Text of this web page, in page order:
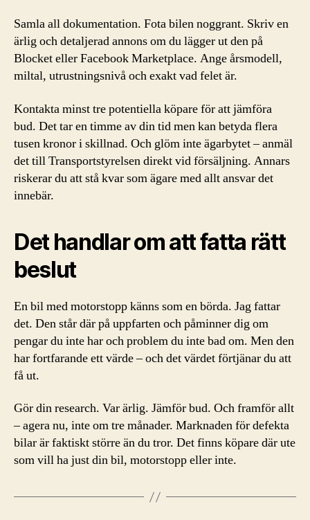
Samla all dokumentation. Fota bilen noggrant. Skriv en
ärlig och detaljerad annons om du lägger ut den på
Blocket eller Facebook Marketplace. Ange årsmodell,
miltal, utrustningsnivå och exakt vad felet är.
Kontakta minst tre potentiella köpare för att jämföra
bud. Det tar en timme av din tid men kan betyda flera
tusen kronor i skillnad. Och glöm inte ägarbytet – anmäl
det till Transportstyrelsen direkt vid försäljning. Annars
riskerar du att stå kvar som ägare med allt ansvar det
innebär.
Det handlar om att fatta rätt
beslut
En bil med motorstopp känns som en börda. Jag fattar
det. Den står där på uppfarten och påminner dig om
pengar du inte har och problem du inte bad om. Men den
har fortfarande ett värde – och det värdet förtjänar du att
få ut.
Gör din research. Var ärlig. Jämför bud. Och framför allt
– agera nu, inte om tre månader. Marknaden för defekta
bilar är faktiskt större än du tror. Det finns köpare där ute
som vill ha just din bil, motorstopp eller inte.